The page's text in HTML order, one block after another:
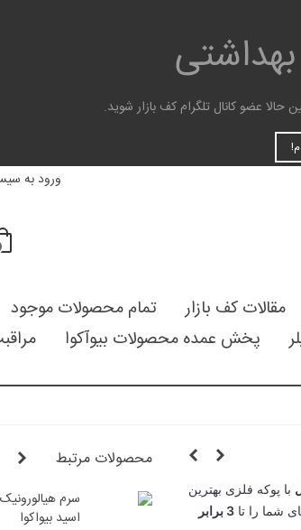
عضو کانال تلگرام کف بازار شوید.
ورود به
مقالات کف بازار
تمام محصولات موجود
پخش عمده محصولات بیوآکوا
با پوکه فلزی بهترین
شما را تا
3 برابر
محصولات مرتبط
سرم هیالورونیک
اسید بیواکوا